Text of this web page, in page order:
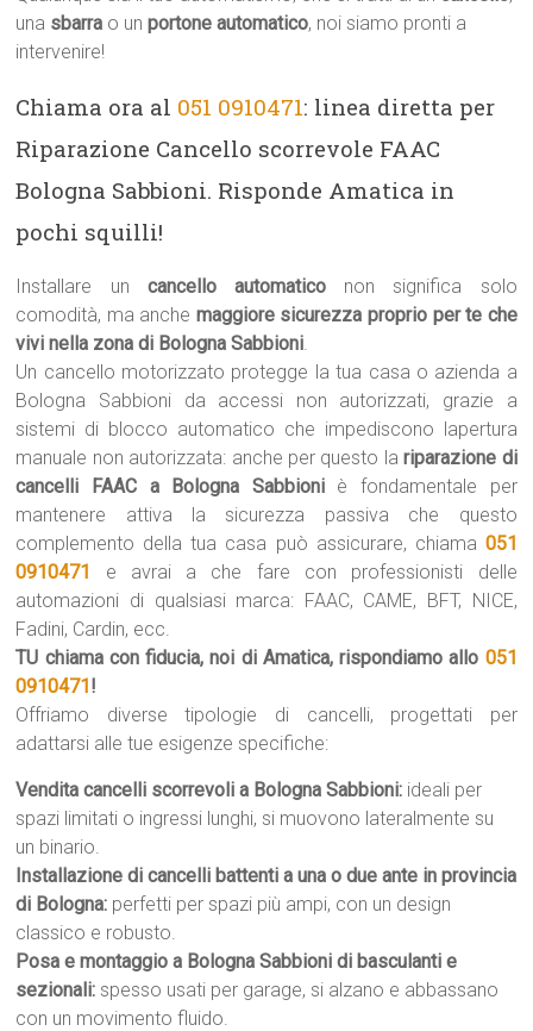
una sbarra o unportone automatico, noi siamo pronti a
intervenire!
Chiama ora al 051 0910471: linea diretta per
Riparazione Cancello scorrevole FAAC
Bologna Sabbioni. Risponde Amatica in
pochi squilli!
Installare un cancello automatico non significa solo
comodità, ma anche maggiore sicurezza proprio per te che
vivi nella zona di Bologna Sabbioni.
Un cancello motorizzato protegge la tua casa o azienda a
Bologna Sabbioni da accessi non autorizzati, grazie a
sistemi di blocco automatico che impediscono lapertura
manuale non autorizzata: anche per questo lariparazione di
cancelli FAAC a Bologna Sabbioniè fondamentale per
mantenere attiva la sicurezza passiva che questo
complemento della tua casa può assicurare, chiama 051
0910471
e avrai a che fare con professionisti delle
automazioni di qualsiasi marca: FAAC, CAME, BFT, NICE,
Fadini, Cardin, ecc.
TU chiama con fiducia, noi di Amatica, rispondiamo allo 051
0910471!
Offriamo diverse tipologie di cancelli, progettati per
adattarsi alle tue esigenze specifiche:
Vendita cancelli scorrevoli a Bologna Sabbioni: ideali per
spazi limitati o ingressi lunghi, si muovono lateralmente su
un binario.
Installazione di cancelli battenti a una o due ante in provincia
di Bologna: perfetti per spazi più ampi, con un design
classico e robusto.
Posa e montaggio a Bologna Sabbioni di basculanti e
sezionali: spesso usati per garage, si alzano e abbassano
con un movimento fluido.